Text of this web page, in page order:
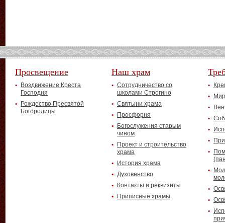
Просвещение
Воздвижение Креста
Господня
Рождество Пресвятой
Богородицы
Наш храм
Сотрудничество со
школами Строгино
Святыни храма
Просфорня
Богослужения старым
чином
Проект и строительство
храма
История храма
Духовенство
Контакты и реквизиты
Приписные храмы